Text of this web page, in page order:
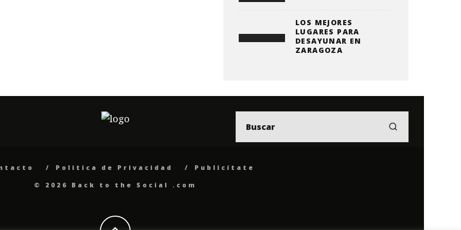
LOS MEJORES
LUGARES PARA
DESAYUNAR EN
ZARAGOZA
Politica de Privacidad
Publicítate
© 2026 Back to the Social .com